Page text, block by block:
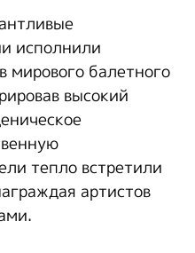
исполнили
мирового балетного
высокий
тепло встретили
артистов